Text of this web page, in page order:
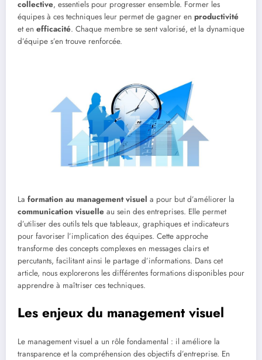
collective, essentiels pour progresser ensemble. Former les
équipes à ces techniques leur permet de gagner en productivité
et en efficacité. Chaque membre se sent valorisé, et la dynamique
d’équipe s’en trouve renforcée.
La formation au management visuel a pour but d’améliorer la
communication visuelle au sein des entreprises. Elle permet
d’utiliser des outils tels que tableaux, graphiques et indicateurs
pour favoriser l’implication des équipes. Cette approche
transforme des concepts complexes en messages clairs et
percutants, facilitant ainsi le partage d’informations. Dans cet
article, nous explorerons les différentes formations disponibles pour
apprendre à maîtriser ces techniques.
Les enjeux du management visuel
Le management visuel a un rôle fondamental : il améliore la
transparence et la compréhension des objectifs d’entreprise. En